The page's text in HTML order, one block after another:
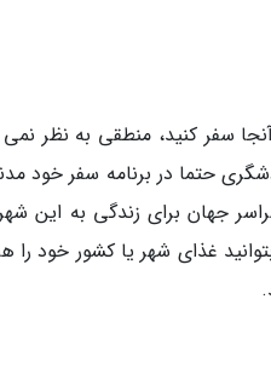
سفر کنید، منطقی به نظر
حتما در برنامه سفر خود
جهان برای زندگی به این
غذای شهر یا کشور خود را